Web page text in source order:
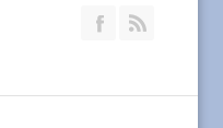
Join our